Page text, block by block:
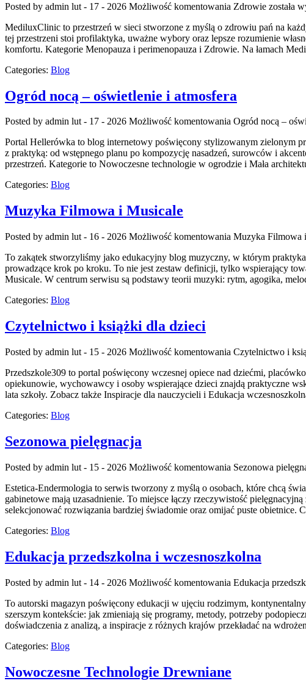
Posted by admin lut - 17 - 2026 Możliwość komentowania Zdrowie została
MediluxClinic to przestrzeń w sieci stworzone z myślą o zdrowiu pań na
tej przestrzeni stoi profilaktyka, uważne wybory oraz lepsze rozumienie
komfortu. Kategorie Menopauza i perimenopauza i Zdrowie. Na łamach
Categories: Blog
Ogród nocą – oświetlenie i atmosfera
Posted by admin lut - 17 - 2026 Możliwość komentowania Ogród nocą –
Portal Hellerówka to blog internetowy poświęcony stylizowanym zielonym
z praktyką: od wstępnego planu po kompozycję nasadzeń, surowców i
przestrzeń. Kategorie to Nowoczesne technologie w ogrodzie i Mała
Categories: Blog
Muzyka Filmowa i Musicale
Posted by admin lut - 16 - 2026 Możliwość komentowania Muzyka Filmowa
To zakątek stworzyliśmy jako edukacyjny blog muzyczny, w którym
prowadzące krok po kroku. To nie jest zestaw definicji, tylko wspierający
Musicale. W centrum serwisu są podstawy teorii muzyki: rytm, agogika,
Categories: Blog
Czytelnictwo i książki dla dzieci
Posted by admin lut - 15 - 2026 Możliwość komentowania Czytelnictwo i
Przedszkole309 to portal poświęcony wczesnej opiece nad dziećmi,
opiekunowie, wychowawcy i osoby wspierające dzieci znajdą praktyczne
lata szkoły. Zobacz także Inspiracje dla nauczycieli i Edukacja
Categories: Blog
Sezonowa pielęgnacja
Posted by admin lut - 15 - 2026 Możliwość komentowania Sezonowa
Estetica-Endermologia to serwis tworzony z myślą o osobach, które chcą
gabinetowe mają uzasadnienie. To miejsce łączy rzeczywistość
selekcjonować rozwiązania bardziej świadomie oraz omijać puste
Categories: Blog
Edukacja przedszkolna i wczesnoszkolna
Posted by admin lut - 14 - 2026 Możliwość komentowania Edukacja
To autorski magazyn poświęcony edukacji w ujęciu rodzimym,
szerszym kontekście: jak zmieniają się programy, metody, potrzeby
doświadczenia z analizą, a inspiracje z różnych krajów przekładać na
Categories: Blog
Nowoczesne Technologie Drewniane